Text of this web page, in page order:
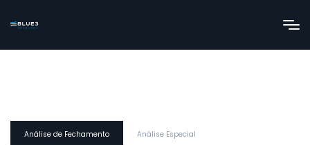
Análise de Fechamento Análise Especial